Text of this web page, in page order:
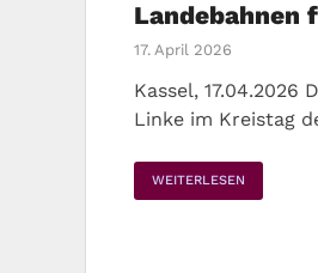
Landebahnen
17. April 2026
Kassel,
Linke im Kreistag
WEITERLESEN